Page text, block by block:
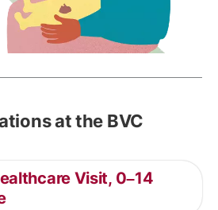
at the BVC
Visit, 0–14